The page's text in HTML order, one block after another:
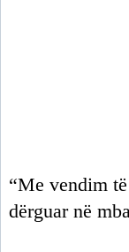
“Me vendim
dërguar në